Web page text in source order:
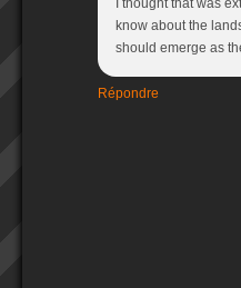
I thought that was
know about the
should emerge as
Répondre